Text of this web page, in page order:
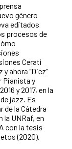
género
editados
procesos de
Cerati
ahora “Diez”
Pianista y
y 2017, en la
jazz. Es
de la Cátedra
la UNRaf, en
con la tesis
(2020).